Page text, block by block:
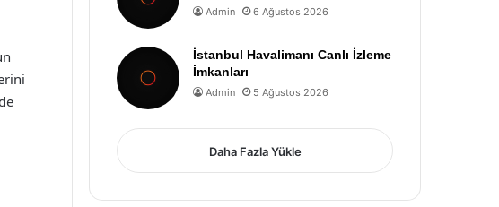
Admin 6 Ağustos 2026
İstanbul Havalimanı Canlı İzleme
İmkanları
Admin 5 Ağustos 2026
Daha Fazla Yükle